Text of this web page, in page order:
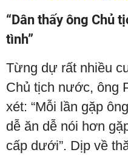
“Dân thấy ông Chủ
tình”
Từng dự rất nhiều
Chủ tịch nước, ông
xét: “Mỗi lần gặp
dễ ăn dễ nói hơn
cấp dưới”. Dịp về